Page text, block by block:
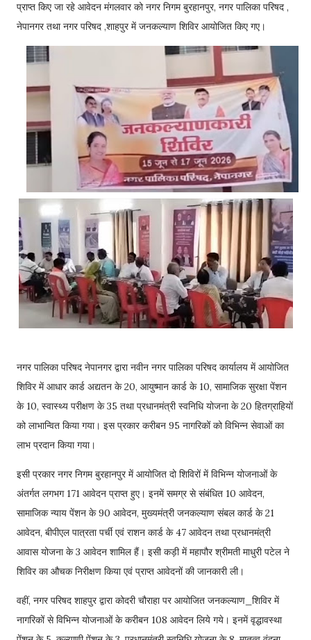
प्राप्त किए जा रहे आवेदन मंगलवार को नगर निगम बुरहानपुर, नगर पालिका परिषद ,
नेपानगर तथा नगर परिषद ,शाहपुर में जनकल्याण शिविर आयोजित किए गए।
नगर पालिका परिषद नेपानगर द्वारा नवीन नगर पालिका परिषद कार्यालय में आयोजित
शिविर में आधार कार्ड अद्यतन के 20, आयुष्मान कार्ड के 10, सामाजिक सुरक्षा पेंशन
के 10, स्वास्थ्य परीक्षण के 35 तथा प्रधानमंत्री स्वनिधि योजना के 20 हितग्राहियों
को लाभान्वित किया गया। इस प्रकार करीबन 95 नागरिकों को विभिन्न सेवाओं का
लाभ प्रदान किया गया।
इसी प्रकार नगर निगम बुरहानपुर में आयोजित दो शिविरों में विभिन्न योजनाओं के
अंतर्गत लगभग 171 आवेदन प्राप्त हुए। इनमें समग्र से संबंधित 10 आवेदन,
सामाजिक न्याय पेंशन के 90 आवेदन, मुख्यमंत्री जनकल्याण संबल कार्ड के 21
आवेदन, बीपीएल पात्रता पर्ची एवं राशन कार्ड के 47 आवेदन तथा प्रधानमंत्री
आवास योजना के 3 आवेदन शामिल हैं। इसी कड़ी में महापौर श्रीमती माधुरी पटेल ने
शिविर का औचक निरीक्षण किया एवं प्राप्त आवेदनों की जानकारी ली।
वहीं, नगर परिषद शाहपुर द्वारा कोदरी चौराहा पर आयोजित जनकल्याण_शिविर में
नागरिकों से विभिन्न योजनाओं के करीबन 108 आवेदन लिये गये। इनमें वृद्धावस्था